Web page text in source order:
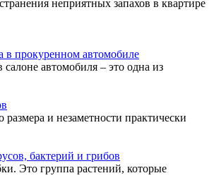
неприятных запахов в квартире
в прокуренном автомобиле
автомобиля – это одна из
размера и незаметности практически
бактерий и грибов
Это группа растений, которые